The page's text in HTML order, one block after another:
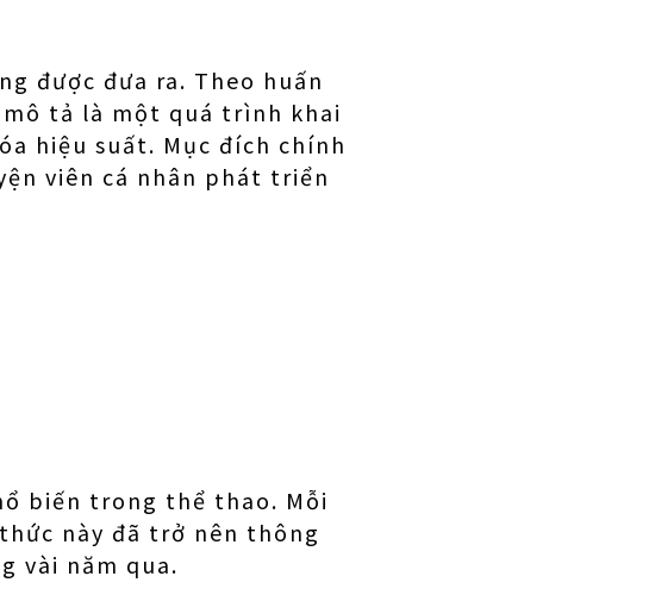
được đưa ra. Theo huấn
tả là một quá trình khai
hiệu suất. Mục đích chính
viên cá nhân phát triển
biến trong thể thao. Mỗi
này đã trở nên thông
vài năm qua.